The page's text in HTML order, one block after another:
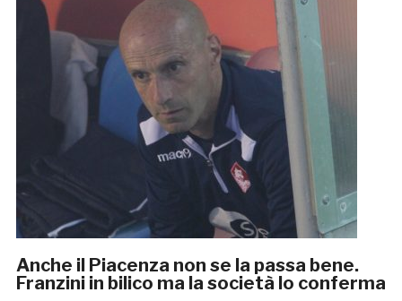
Anche il Piacenza non se la passa bene.
Franzini in bilico ma la società lo conferma